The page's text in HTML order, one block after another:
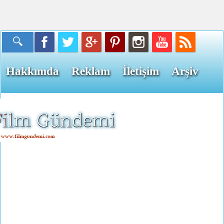
Hakkımda Reklam İletişim Arşiv